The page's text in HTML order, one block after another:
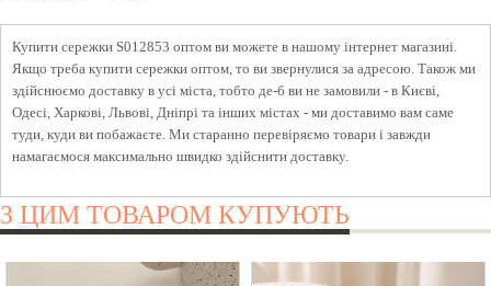
Купити сережки S012853 оптом ви можете в нашому інтернет магазині.
Якщо треба купити сережки оптом, то ви звернулися за адресою. Також ми
здійснюємо доставку в усі міста, тобто де-б ви не замовили - в Києві,
Одесі, Харкові, Львові, Дніпрі та інших містах - ми доставимо вам саме
туди, куди ви побажаєте. Ми старанно перевіряємо товари і завжди
намагаємося максимально швидко здійснити доставку.
З ЦИМ ТОВАРОМ КУПУЮТЬ